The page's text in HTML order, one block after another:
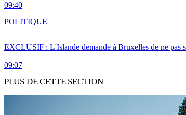
09:40
EXCLUSIF : L'Islande demande à Bruxelles de ne pas
09:07
POLITIQUE
PLUS DE CETTE SECTION